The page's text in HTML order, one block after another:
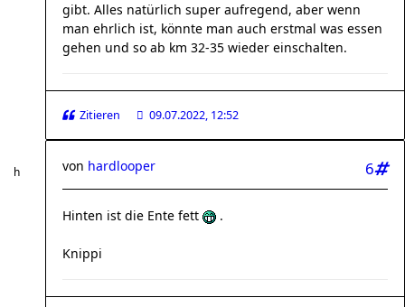
gibt. Alles natürlich super aufregend, aber wenn
man ehrlich ist, könnte man auch erstmal was essen
gehen und so ab km 32-35 wieder einschalten.
Zitieren 09.07.2022, 12:52
6
von hardlooper
Hinten ist die Ente fett .
Knippi